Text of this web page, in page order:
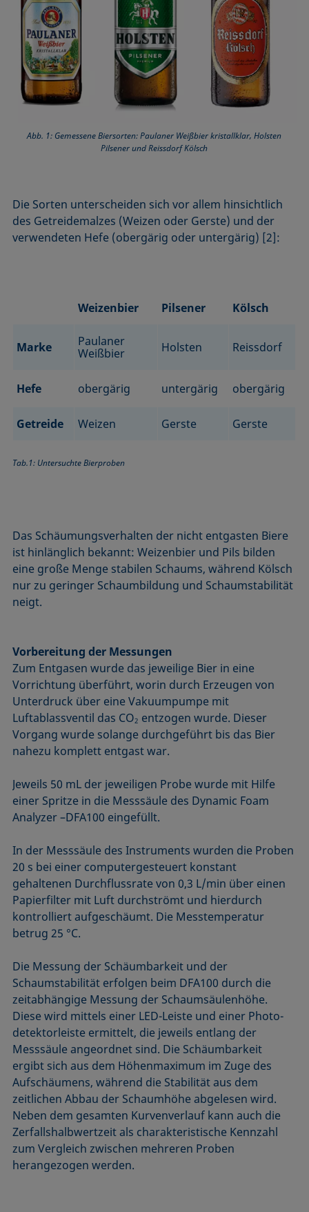
Abb. 1: Gemessene Biersorten: Paulaner Weißbier kristallklar, Holsten
Pilsener und Reissdorf Kölsch
Die Sorten unterscheiden sich vor allem hinsichtlich
des Getreidemalzes (Weizen oder Gerste) und der
verwen­deten Hefe (obergärig oder untergärig) [2]:
Weizenbier Pilsener Kölsch
Marke
Paulaner
Weißbier
Holsten Reissdorf
Hefe obergärig untergärig obergärig
Getreide Weizen Gerste Gerste
Tab.1: Untersuchte Bierproben
Das Schäumungsverhalten der nicht entgasten Biere
ist hinlänglich bekannt: Weizenbier und Pils bilden
eine große Menge stabilen Schaums, während Kölsch
nur zu geringer Schaumbildung und Schaumstabilität
neigt.
Vorbereitung der Messungen
Zum Entgasen wurde das jeweilige Bier in eine
Vorrichtung überführt, worin durch Erzeugen von
Unterdruck über eine Vakuumpumpe mit
Luftablassventil das CO2 entzogen wurde. Dieser
Vorgang wurde solange durchgeführt bis das Bier
nahezu komplett entgast war.
Jeweils 50 mL der jeweiligen Probe wurde mit Hilfe
einer Spritze in die Messsäule des Dynamic Foam
Analyzer –DFA100 eingefüllt.
In der Messsäule des Instruments wurden die Proben
20 s bei einer computergesteuert konstant
gehaltenen Durchflussrate von 0,3 L/min über einen
Papierfilter mit Luft durchströmt und hierdurch
kontrolliert aufge­schäumt. Die Messtemperatur
betrug 25 °C.
Die Messung der Schäumbarkeit und der
Schaumstabilität erfolgen beim DFA100 durch die
zeitabhängige Messung der Schaumsäulenhöhe.
Diese wird mittels einer LED-Leiste und einer Photo­
detektorleiste ermittelt, die jeweils entlang der
Messsäule angeordnet sind. Die Schäumbarkeit
ergibt sich aus dem Höhenmaximum im Zuge des
Aufschäumens, während die Stabilität aus dem
zeitlichen Abbau der Schaumhöhe abgelesen wird.
Neben dem gesamten Kurvenverlauf kann auch die
Zerfallshalbwertzeit als charakteristische Kennzahl
zum Vergleich zwischen mehreren Proben
herangezogen werden.